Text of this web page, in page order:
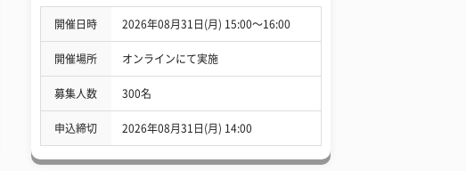
開催日時 2026年08月31日(月) 15:00〜16:00
開催場所 オンラインにて実施
募集人数 300名
申込締切 2026年08月31日(月) 14:00